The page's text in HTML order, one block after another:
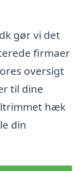
gør vi det
firmaer
oversigt
til dine
hæk
din